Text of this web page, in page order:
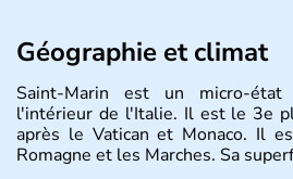
Géographie et climat
Saint-Marin est un micro-état
l'intérieur de l'Italie. Il est le 3e
après le Vatican et Monaco. Il
Romagne et les Marches. Sa